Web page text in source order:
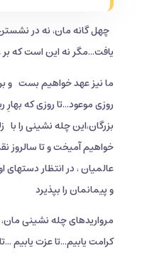
چهل گانه مان، نه در
یافت...مگر نه این است که بر
ما نیز عهد خواهیم بست و
روزی موعود...تا روزی که بهارِ
بزرگان،این چله نشینی را با
خواهیم آمیخت و تا
عالمیان ، در انتظار دستهای
و پیمانمان را بپذیرد
مرواریدهای چله نشینی
کرامت یابیم...تا عزت یابیم